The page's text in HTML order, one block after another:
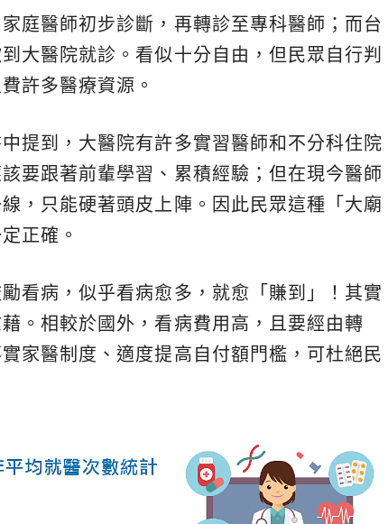
庭醫師初步診斷，再轉診至專科醫師；而台
大醫院就診。看似十分自由，但民眾自行判
許多醫療資源。
提到，大醫院有許多實習醫師和不分科住院
要跟著前輩學習、累積經驗；但在現今醫師
，只能硬著頭皮上陣。因此民眾這種「大廟
正確。
看病，似乎看病愈多，就愈「賺到」！其實
。相較於國外，看病費用高，且要經由轉
家醫制度、適度提高自付額門檻，可杜絕民